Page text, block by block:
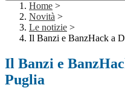
Home >
Novità >
Le notizie >
Il Banzi e BanzHack a
Il Banzi e
Puglia